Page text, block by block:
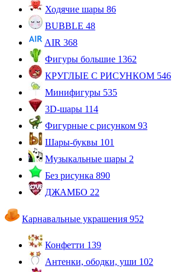
Ходячие шары 86
BUBBLE 48
AIR 368
Фигуры большие 1362
КРУГЛЫЕ С РИСУНКОМ 546
Минифигуры 535
3D-шары 114
Фигурные с рисунком 93
Шары-буквы 101
Музыкальные шары 2
Без рисунка 890
ДЖАМБО 22
Карнавальные украшения 952
Конфетти 139
Антенки, ободки, уши 102